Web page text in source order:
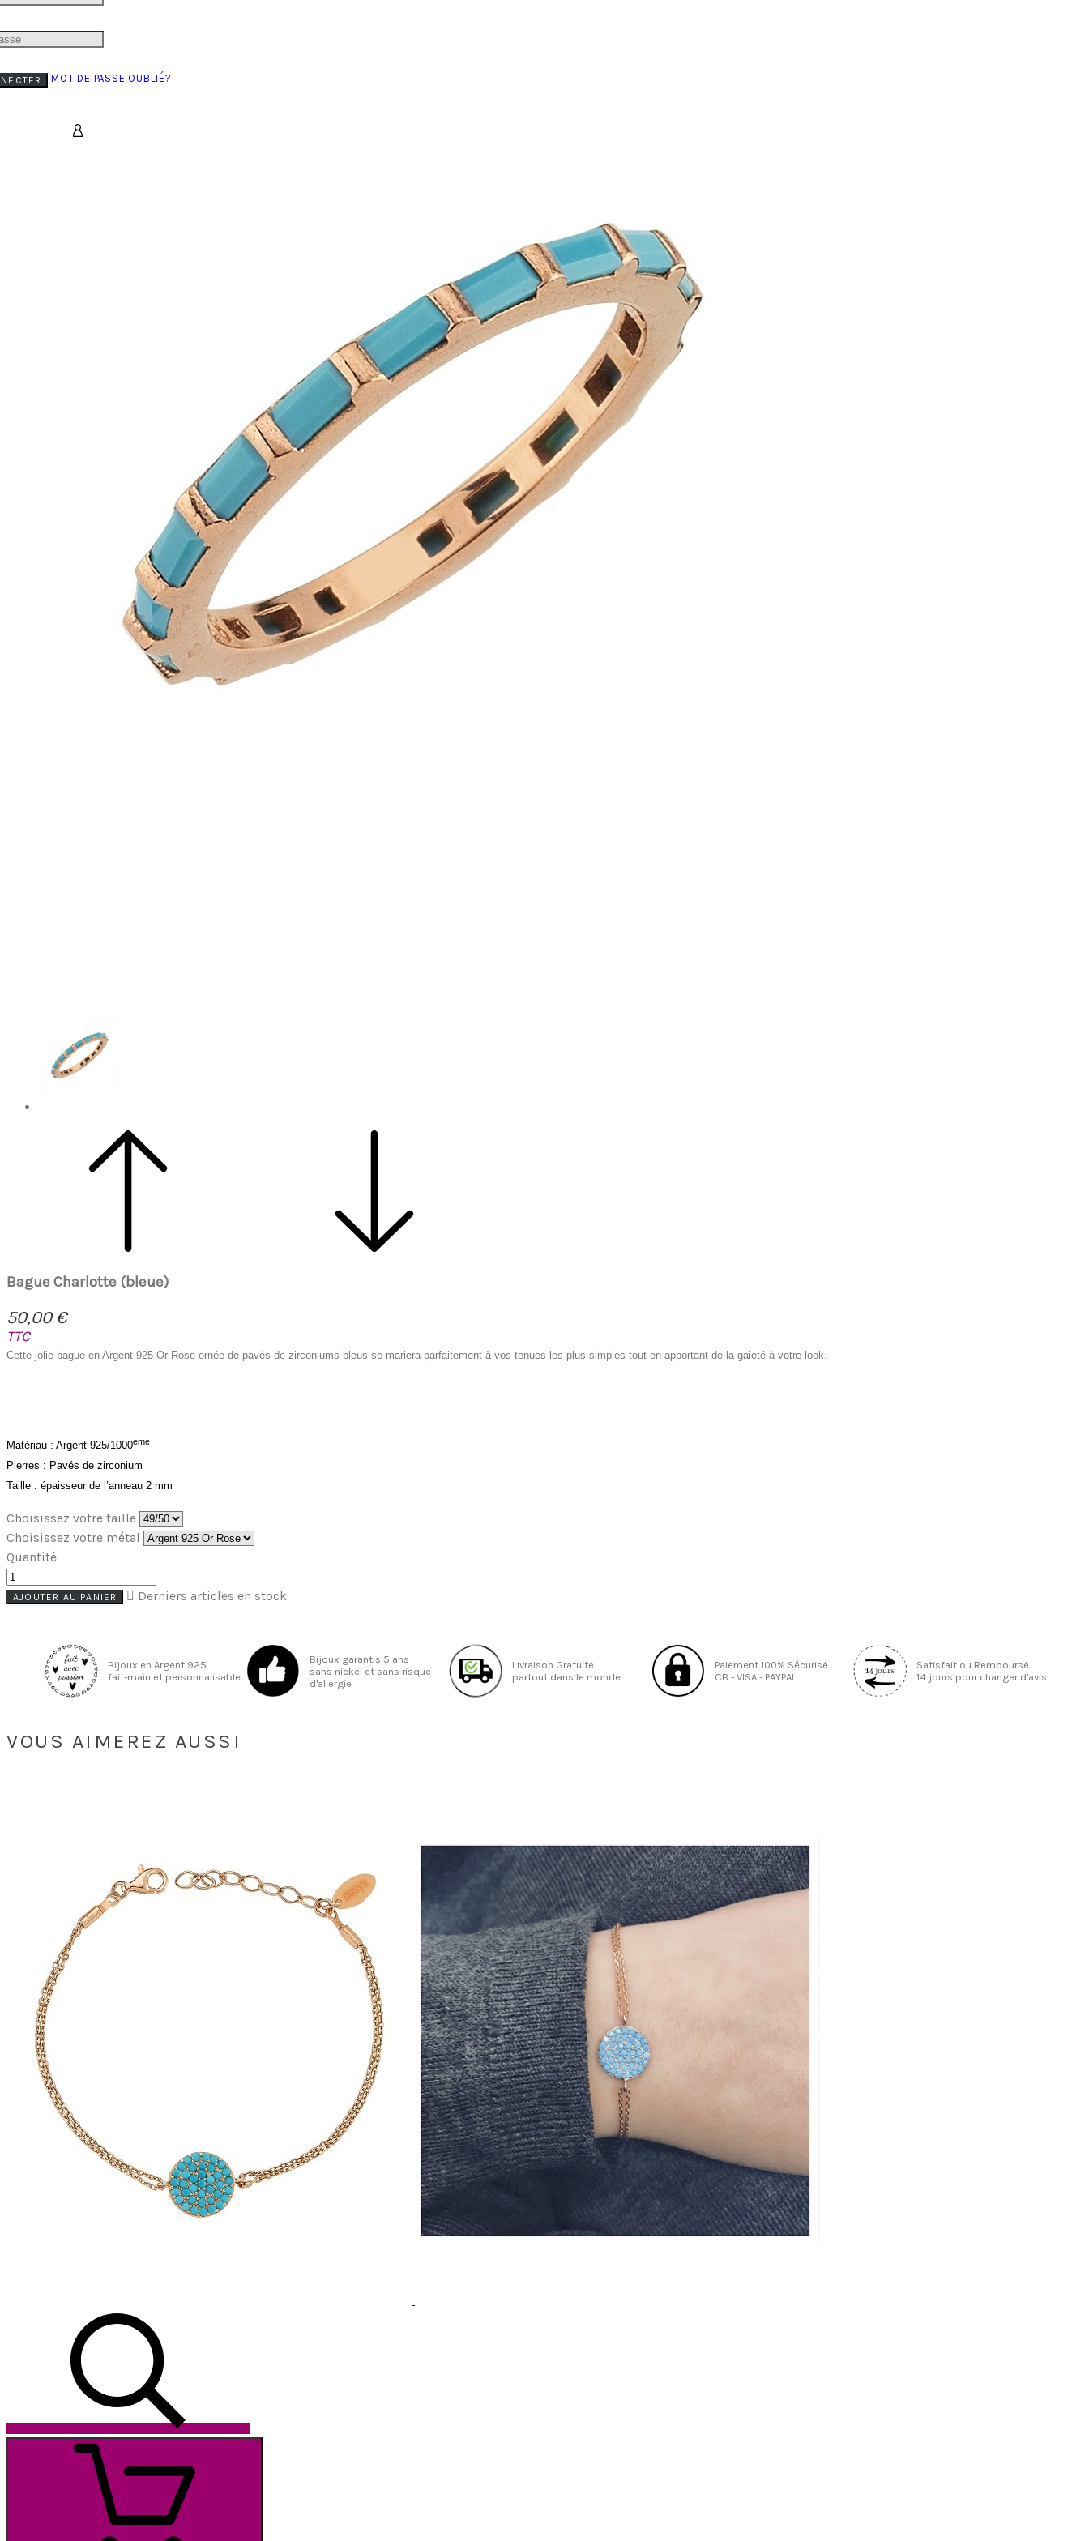
MOT DE PASSE OUBLIÉ?
Bague Charlotte (bleue)
50,00 €
TTC
Cette jolie bague en Argent 925 Or Rose ornée de pavés de zirconiums bleus se mariera parfaitement à vos tenues les plus simples tout en apportant de la gaieté à votre look.
Matériau : Argent 925/1000eme
Pierres : Pavés de zirconium
Taille : épaisseur de l’anneau 2 mm
Choisissez votre taille
Choisissez votre métal
Quantité
AJOUTER AU PANIER  Derniers articles en stock
Bijoux en Argent 925
fait-main et personnalisable
Bijoux garantis 5 ans
sans nickel et sans risque
d'allergie
Livraison Gratuite
partout dans le monde
Paiement 100% Sécurisé
CB - VISA - PAYPAL
Satisfait ou Remboursé
14 jours pour changer d'avis
VOUS AIMEREZ AUSSI